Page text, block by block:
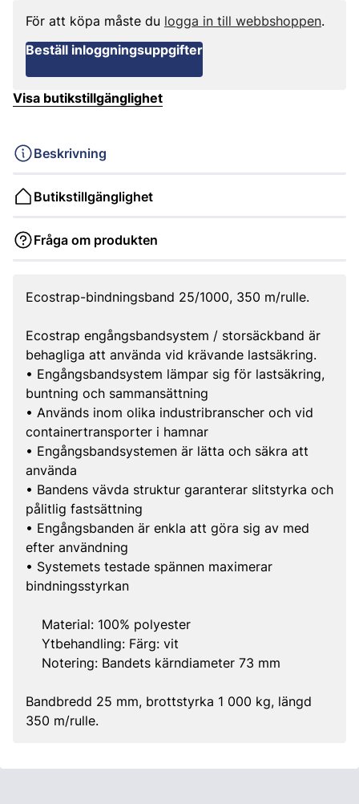
För att köpa måste du logga in till webbshoppen.
Beställ inloggningsuppgifter
Visa butikstillgänglighet
Beskrivning
Butikstillgänglighet
Fråga om produkten
Ecostrap-bindningsband 25/1000, 350 m/rulle.
Ecostrap engångsbandsystem / storsäckband är
behagliga att använda vid krävande lastsäkring.
• Engångsbandsystem lämpar sig för lastsäkring,
buntning och sammansättning
• Används inom olika industribranscher och vid
containertransporter i hamnar
• Engångsbandsystemen är lätta och säkra att
använda
• Bandens vävda struktur garanterar slitstyrka och
pålitlig fastsättning
• Engångsbanden är enkla att göra sig av med
efter användning
• Systemets testade spännen maximerar
bindningsstyrkan
Material: 100% polyester
Ytbehandling: Färg: vit
Notering: Bandets kärndiameter 73 mm
Bandbredd 25 mm, brottstyrka 1 000 kg, längd
350 m/rulle.